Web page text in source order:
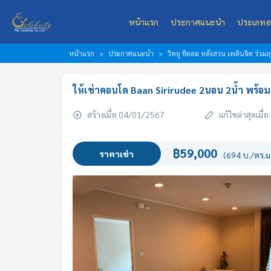
หน้าแรก ประกาศแนะนำ ประเภท
หน้าแรก ประกาศแนะนำ วิทยุ ชิดลม หลังสวน เพลินจิต ร่วม
ให้เช่าคอนโด Baan Sirirudee 2นอน 2น้ำ พร้อ
สร้างเมื่อ 04/01/2567 แก้ไขล่าสุดเมื่
ราคาเช่า ฿59,000 (694 บ./ตร.